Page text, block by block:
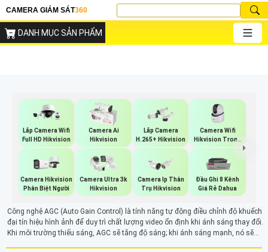
CAMERA GIÁM SÁT360
DANH MỤC SẢN PHẨM
Lắp Camera Wifi
Full HD Hikvision
Camera Ai
Hikvision
Lắp Camera
H.265+ Hikvision
Camera Wifi
Hikvision Trong
Nhà
Camera Hikvision
Phân Biệt Người
Camera Ultra 3k
Hikvision
Camera Ip Thân
Trụ Hikvision
Đầu Ghi 8 Kênh
Giá Rẻ Dahua
Công nghệ AGC (Auto Gain Control) là tính năng tự động điều chỉnh độ khuếch
đại tín hiệu hình ảnh để duy trì chất lượng video ổn định khi ánh sáng thay đổi.
Khi môi trường thiếu sáng, AGC sẽ tăng độ sáng; khi ánh sáng mạnh, nó sẽ